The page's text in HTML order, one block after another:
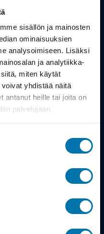
sisällön ja mainosten
ominaisuuksien
analysoimiseen. Lisäksi
ja analytiikka-
miten käytät
yhdistää näitä
antanut heille tai joita on
palvelujaan.